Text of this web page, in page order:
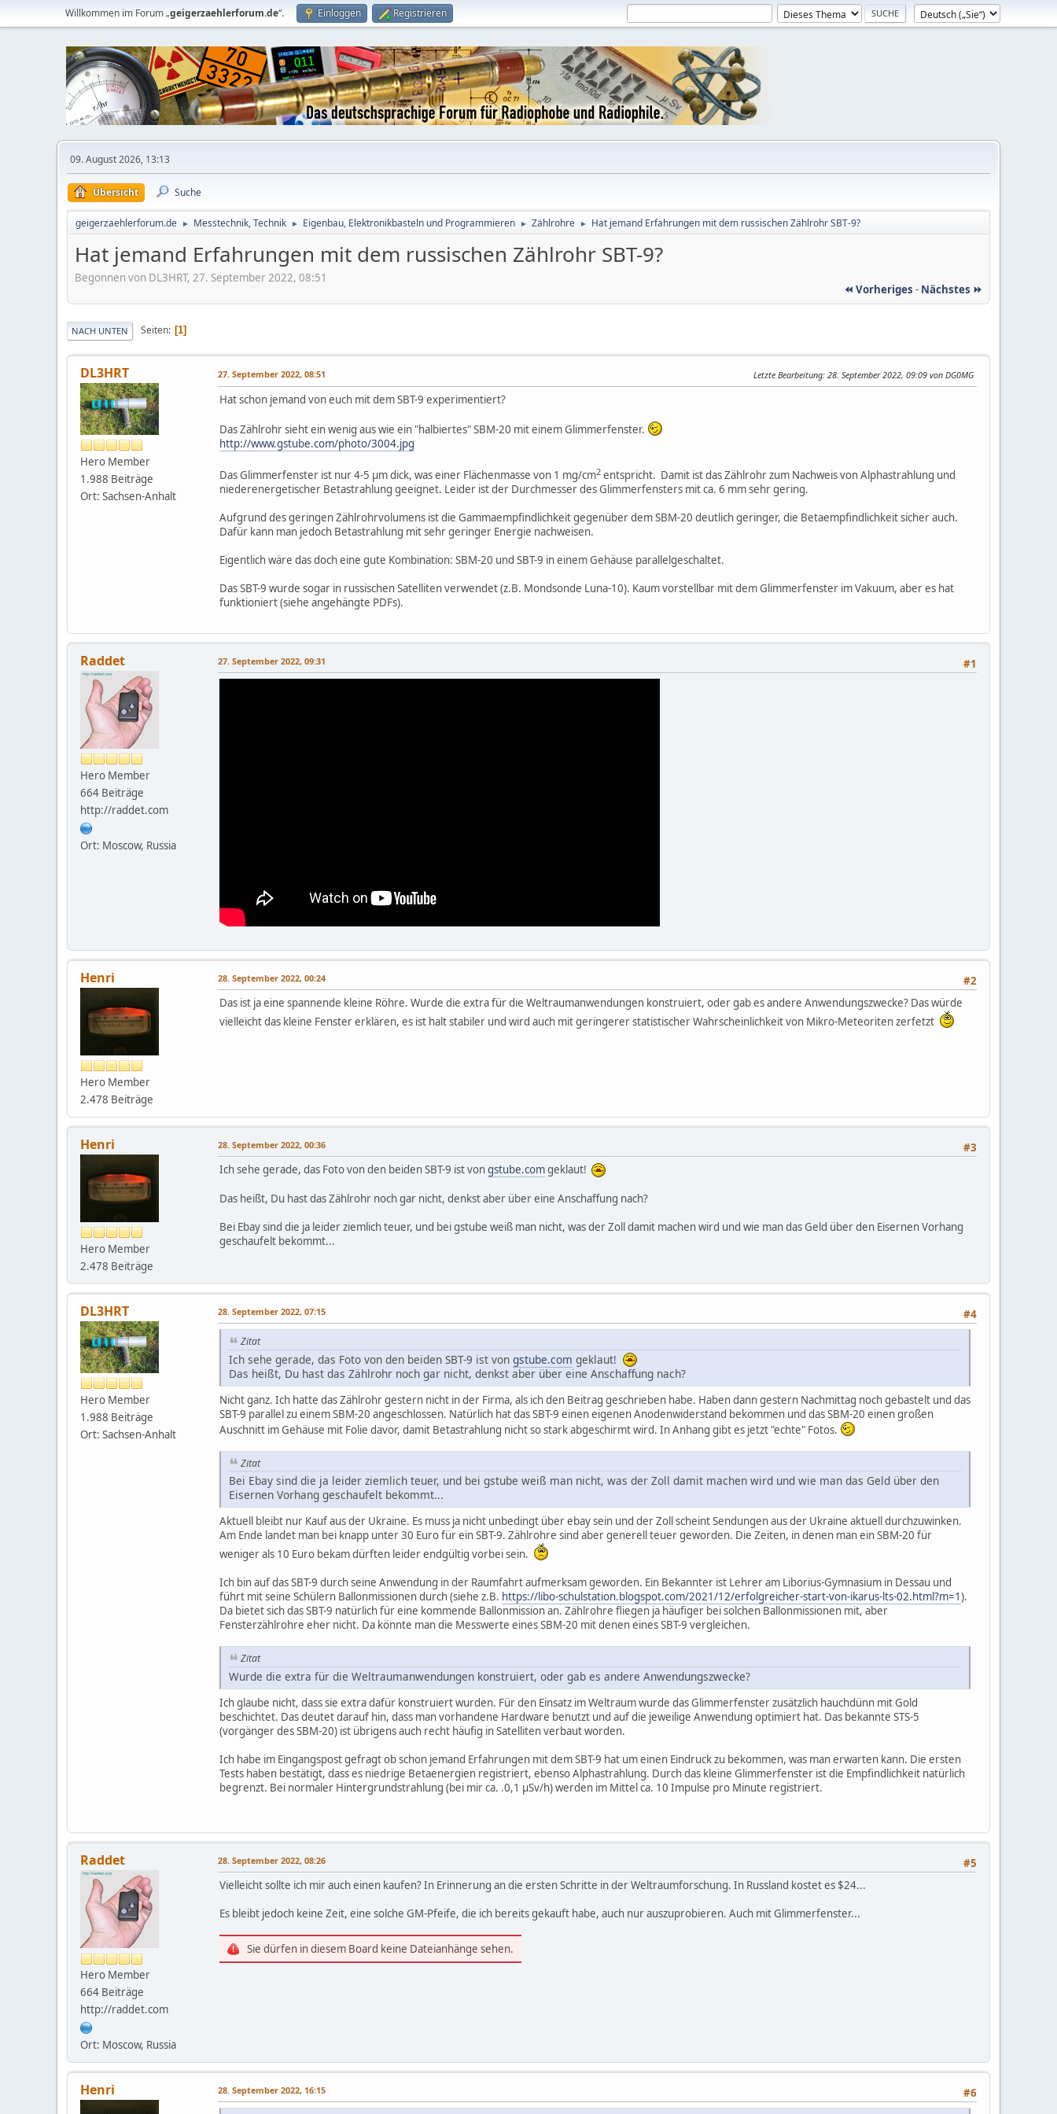
Willkommen im Forum „geigerzaehlerforum.de“. Einloggen Registrieren
09. August 2026, 13:13
Übersicht Suche
geigerzaehlerforum.de ► Messtechnik, Technik ► Eigenbau, Elektronikbasteln und Programmieren ► Zählrohre ► Hat jemand Erfahrungen mit dem russischen Zählrohr SBT-9?
Hat jemand Erfahrungen mit dem russischen Zählrohr SBT-9?
Begonnen von DL3HRT, 27. September 2022, 08:51
⏪ Vorheriges - Nächstes ⏩
NACH UNTEN Seiten 1
DL3HRT
Hero Member
1.988 Beiträge
Ort: Sachsen-Anhalt
27. September 2022, 08:51 Letzte Bearbeitung: 28. September 2022, 09:09 von DG0MG
Hat schon jemand von euch mit dem SBT-9 experimentiert?
Das Zählrohr sieht ein wenig aus wie ein "halbiertes" SBM-20 mit einem Glimmerfenster.
http://www.gstube.com/photo/3004.jpg
Das Glimmerfenster ist nur 4-5 µm dick, was einer Flächenmasse von 1 mg/cm2 entspricht. Damit ist das Zählrohr zum Nachweis von Alphastrahlung und
niederenergetischer Betastrahlung geeignet. Leider ist der Durchmesser des Glimmerfensters mit ca. 6 mm sehr gering.
Aufgrund des geringen Zählrohrvolumens ist die Gammaempfindlichkeit gegenüber dem SBM-20 deutlich geringer, die Betaempfindlichkeit sicher auch.
Dafür kann man jedoch Betastrahlung mit sehr geringer Energie nachweisen.
Eigentlich wäre das doch eine gute Kombination: SBM-20 und SBT-9 in einem Gehäuse parallelgeschaltet.
Das SBT-9 wurde sogar in russischen Satelliten verwendet (z.B. Mondsonde Luna-10). Kaum vorstellbar mit dem Glimmerfenster im Vakuum, aber es hat
funktioniert (siehe angehängte PDFs).
Raddet
Hero Member
664 Beiträge
http://raddet.com
Ort: Moscow, Russia
#1
27. September 2022, 09:31
Henri
Hero Member
2.478 Beiträge
#2
28. September 2022, 00:24
Das ist ja eine spannende kleine Röhre. Wurde die extra für die Weltraumanwendungen konstruiert, oder gab es andere Anwendungszwecke? Das würde
vielleicht das kleine Fenster erklären, es ist halt stabiler und wird auch mit geringerer statistischer Wahrscheinlichkeit von Mikro-Meteoriten zerfetzt
Henri
Hero Member
2.478 Beiträge
#3
28. September 2022, 00:36
Ich sehe gerade, das Foto von den beiden SBT-9 ist vongstube.comgeklaut!
Das heißt, Du hast das Zählrohr noch gar nicht, denkst aber über eine Anschaffung nach?
Bei Ebay sind die ja leider ziemlich teuer, und bei gstube weiß man nicht, was der Zoll damit machen wird und wie man das Geld über den Eisernen Vorhang
geschaufelt bekommt...
DL3HRT
Hero Member
1.988 Beiträge
Ort: Sachsen-Anhalt
#4
28. September 2022, 07:15
Zitat
Ich sehe gerade, das Foto von den beiden SBT-9 ist von gstube.com geklaut!
Das heißt, Du hast das Zählrohr noch gar nicht, denkst aber über eine Anschaffung nach?
Nicht ganz. Ich hatte das Zählrohr gestern nicht in der Firma, als ich den Beitrag geschrieben habe. Haben dann gestern Nachmittag noch gebastelt und das
SBT-9 parallel zu einem SBM-20 angeschlossen. Natürlich hat das SBT-9 einen eigenen Anodenwiderstand bekommen und das SBM-20 einen großen
Auschnitt im Gehäuse mit Folie davor, damit Betastrahlung nicht so stark abgeschirmt wird. In Anhang gibt es jetzt "echte" Fotos.
Zitat
Bei Ebay sind die ja leider ziemlich teuer, und bei gstube weiß man nicht, was der Zoll damit machen wird und wie man das Geld über den
Eisernen Vorhang geschaufelt bekommt...
Aktuell bleibt nur Kauf aus der Ukraine. Es muss ja nicht unbedingt über ebay sein und der Zoll scheint Sendungen aus der Ukraine aktuell durchzuwinken.
Am Ende landet man bei knapp unter 30 Euro für ein SBT-9. Zählrohre sind aber generell teuer geworden. Die Zeiten, in denen man ein SBM-20 für
weniger als 10 Euro bekam dürften leider endgültig vorbei sein.
Ich bin auf das SBT-9 durch seine Anwendung in der Raumfahrt aufmerksam geworden. Ein Bekannter ist Lehrer am Liborius-Gymnasium in Dessau und
führt mit seine Schülern Ballonmissionen durch (siehe z.B. https://libo-schulstation.blogspot.com/2021/12/erfolgreicher-start-von-ikarus-lts-02.html?m=1).
Da bietet sich das SBT-9 natürlich für eine kommende Ballonmission an. Zählrohre fliegen ja häufiger bei solchen Ballonmissionen mit, aber
Fensterzählrohre eher nicht. Da könnte man die Messwerte eines SBM-20 mit denen eines SBT-9 vergleichen.
Zitat
Wurde die extra für die Weltraumanwendungen konstruiert, oder gab es andere Anwendungszwecke?
Ich glaube nicht, dass sie extra dafür konstruiert wurden. Für den Einsatz im Weltraum wurde das Glimmerfenster zusätzlich hauchdünn mit Gold
beschichtet. Das deutet darauf hin, dass man vorhandene Hardware benutzt und auf die jeweilige Anwendung optimiert hat. Das bekannte STS-5
(vorgänger des SBM-20) ist übrigens auch recht häufig in Satelliten verbaut worden.
Ich habe im Eingangspost gefragt ob schon jemand Erfahrungen mit dem SBT-9 hat um einen Eindruck zu bekommen, was man erwarten kann. Die ersten
Tests haben bestätigt, dass es niedrige Betaenergien registriert, ebenso Alphastrahlung. Durch das kleine Glimmerfenster ist die Empfindlichkeit natürlich
begrenzt. Bei normaler Hintergrundstrahlung (bei mir ca. .0,1 µSv/h) werden im Mittel ca. 10 Impulse pro Minute registriert.
Raddet
Hero Member
664 Beiträge
http://raddet.com
Ort: Moscow, Russia
#5
28. September 2022, 08:26
Vielleicht sollte ich mir auch einen kaufen? In Erinnerung an die ersten Schritte in der Weltraumforschung. In Russland kostet es $24...
Es bleibt jedoch keine Zeit, eine solche GM-Pfeife, die ich bereits gekauft habe, auch nur auszuprobieren. Auch mit Glimmerfenster...
Sie dürfen in diesem Board keine Dateianhänge sehen.
Henri #6
28. September 2022, 16:15